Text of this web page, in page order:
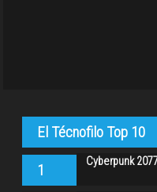
El Técnofilo Top 10
1 Cyberpunk